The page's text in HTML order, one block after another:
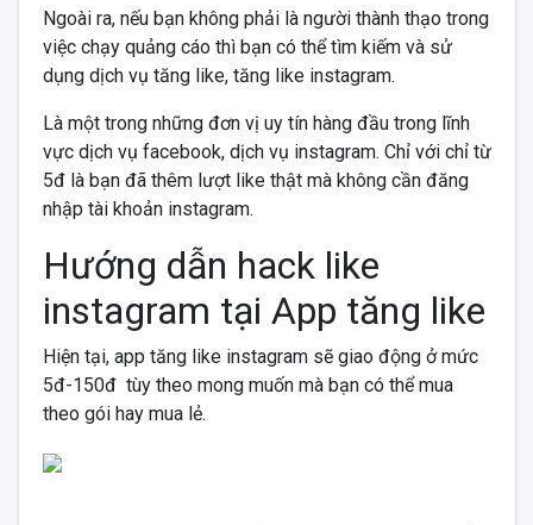
Ngoài ra, nếu bạn không phải là người thành thạo trong
việc chạy quảng cáo thì bạn có thể tìm kiếm và sử
dụng dịch vụ tăng like, tăng like instagram.
Là một trong những đơn vị uy tín hàng đầu trong lĩnh
vực dịch vụ facebook, dịch vụ instagram. Chỉ với chỉ từ
5đ là bạn đã thêm lượt like thật mà không cần đăng
nhập tài khoản instagram.
Hướng dẫn hack like
instagram tại App tăng like
Hiện tại, app tăng like instagram sẽ giao động ở mức
5đ-150đ tùy theo mong muốn mà bạn có thể mua
theo gói hay mua lẻ.